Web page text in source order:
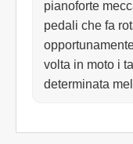
pianoforte
pedali che fa
volta in moto i
determinata